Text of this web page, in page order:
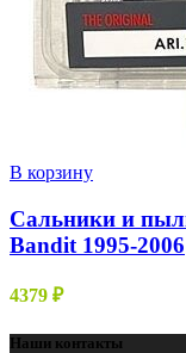
В корзину
Сальники и
Bandit 1995-2006
4379 ₽
Наши контакты